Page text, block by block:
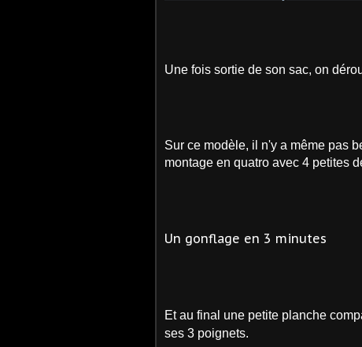
Une fois sortie de son sac, on
Sur ce modèle, il n'y a même pas
montage en quatro avec 4 petites
Un gonflage en 3 minutes
Et au final une petite planche
ses 3 poignets.